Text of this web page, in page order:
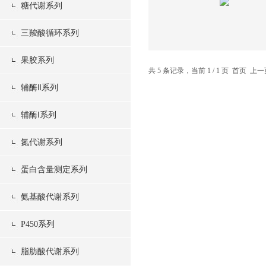
糖代谢系列
三羧酸循环系列
果胶系列
辅酶Ⅱ系列
辅酶Ⅰ系列
氮代谢系列
蛋白含量测定系列
氨基酸代谢系列
P450系列
脂肪酸代谢系列
共 5 条记录，当前 1 / 1 页 首页 上